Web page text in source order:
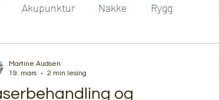
Akupunktur Nakke Rygg
og
Martine Audsen
19. mars
2 min lesing